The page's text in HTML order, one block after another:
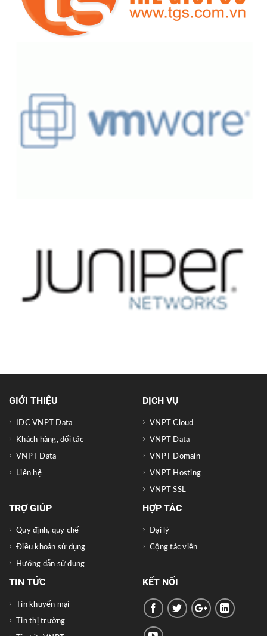
GIỚI THIỆU
IDC VNPT Data
Khách hàng, đối tác
VNPT Data
Liên hệ
DỊCH VỤ
VNPT Cloud
VNPT Data
VNPT Domain
VNPT Hosting
VNPT SSL
TRỢ GIÚP
Quy định, quy chế
Điều khoản sử dụng
Hướng dẫn sử dụng
HỢP TÁC
Đại lý
Cộng tác viên
TIN TỨC
Tin khuyến mại
Tin thị trường
KẾT NỐI